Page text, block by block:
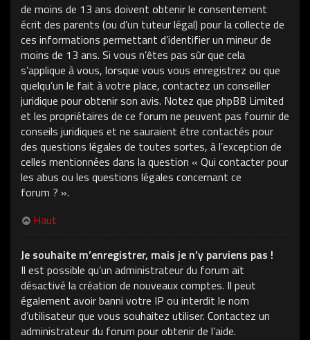
de moins de 13 ans doivent obtenir le consentement
écrit des parents (ou d’un tuteur légal) pour la collecte de
ces informations permettant d’identifier un mineur de
moins de 13 ans. Si vous n’êtes pas sûr que cela
s’applique à vous, lorsque vous vous enregistrez ou que
quelqu’un le fait à votre place, contactez un conseiller
juridique pour obtenir son avis. Notez que phpBB Limited
et les propriétaires de ce forum ne peuvent pas fournir de
conseils juridiques et ne sauraient être contactés pour
des questions légales de toutes sortes, à l’exception de
celles mentionnées dans la question « Qui contacter pour
les abus ou les questions légales concernant ce
forum ? ».
Haut
Je souhaite m’enregistrer, mais je n’y parviens pas !
Il est possible qu’un administrateur du forum ait
désactivé la création de nouveaux comptes. Il peut
également avoir banni votre IP ou interdit le nom
d’utilisateur que vous souhaitez utiliser. Contactez un
administrateur du forum pour obtenir de l’aide.